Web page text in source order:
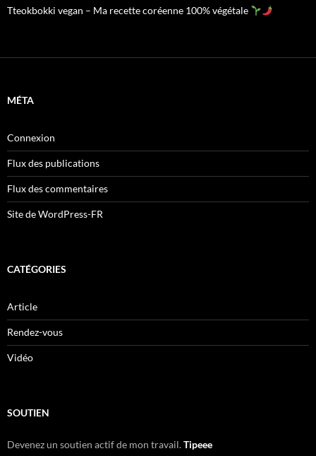
Tteokbokki vegan – Ma recette coréenne 100% végétale
MÉTA
Connexion
Flux des publications
Flux des commentaires
Site de WordPress-FR
CATÉGORIES
Article
Rendez-vous
Vidéo
SOUTIEN
Devenez un soutien actif de mon travail.Tipeee